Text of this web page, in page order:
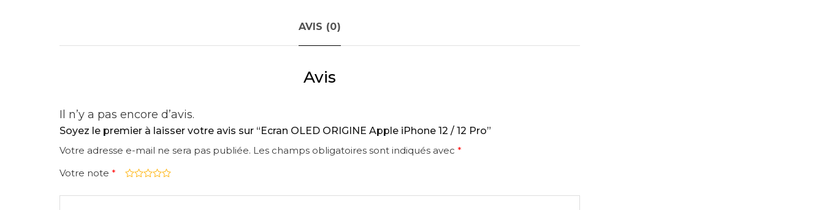
AVIS (0)
Avis
Il n’y a pas encore d’avis.
Soyez le premier à laisser votre avis sur “Ecran OLED ORIGINE Apple iPhone 12 / 12 Pro”
Votre adresse e-mail ne sera pas publiée. Les champs obligatoires sont indiqués avec *
Votre note *